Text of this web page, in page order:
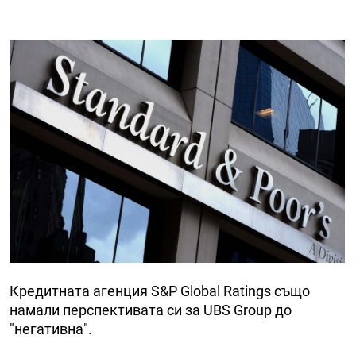
Кредитната агенция S&P Global Ratings също
намали перспективата си за UBS Group до
"негативна".